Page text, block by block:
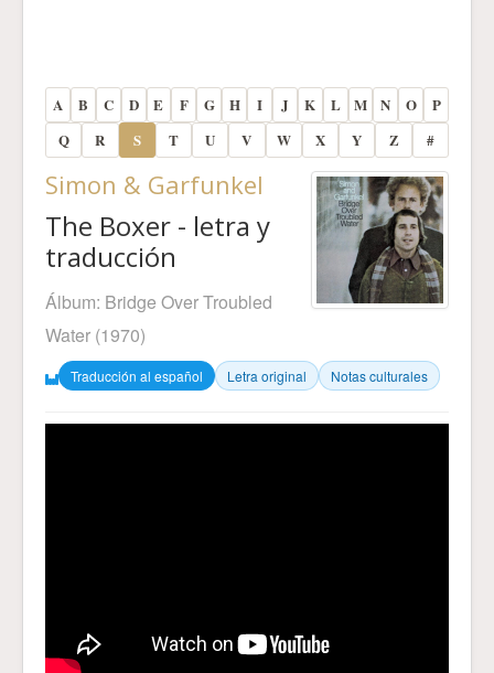
A B C D E F G H I J K L M N O
P
Q
R S T U V W X Y Z #
Simon & Garfunkel
The Boxer - letra y
traducción
Álbum: Bridge Over Troubled
Water (1970)
Traducción al español Letra original Notas culturales